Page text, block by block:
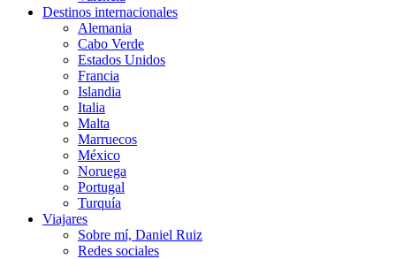
Destinos internacionales
Alemania
Cabo Verde
Estados Unidos
Francia
Islandia
Italia
Malta
Marruecos
México
Noruega
Portugal
Turquía
Viajares
Sobre mí, Daniel Ruiz
Redes sociales